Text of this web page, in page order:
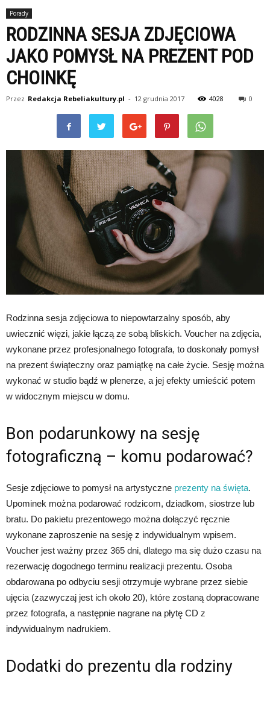
Porady
RODZINNA SESJA ZDJĘCIOWA
JAKO POMYSŁ NA PREZENT POD
CHOINKĘ
Przez Redakcja Rebeliakultury.pl - 12 grudnia 2017 4028 0
Rodzinna sesja zdjęciowa to niepowtarzalny sposób, aby
uwiecznić więzi, jakie łączą ze sobą bliskich. Voucher na zdjęcia,
wykonane przez profesjonalnego fotografa, to doskonały pomysł
na prezent świąteczny oraz pamiątkę na całe życie. Sesję można
wykonać w studio bądź w plenerze, a jej efekty umieścić potem
w widocznym miejscu w domu.
Bon podarunkowy na sesję
fotograficzną – komu podarować?
Sesje zdjęciowe to pomysł na artystyczne prezenty na święta.
Upominek można podarować rodzicom, dziadkom, siostrze lub
bratu. Do pakietu prezentowego można dołączyć ręcznie
wykonane zaproszenie na sesję z indywidualnym wpisem.
Voucher jest ważny przez 365 dni, dlatego ma się dużo czasu na
rezerwację dogodnego terminu realizacji prezentu. Osoba
obdarowana po odbyciu sesji otrzymuje wybrane przez siebie
ujęcia (zazwyczaj jest ich około 20), które zostaną dopracowane
przez fotografa, a następnie nagrane na płytę CD z
indywidualnym nadrukiem.
Dodatki do prezentu dla rodziny